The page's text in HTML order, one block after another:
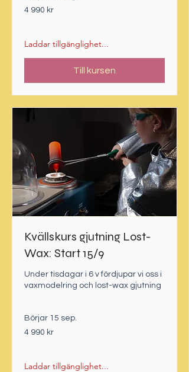
4 990
svenska
4 990 kr
Laddar tillgänglighet...
Till kursen
Kvällskurs gjutning Lost-
Wax: Start 15/9
Under tisdagar i 6 v fördjupar vi oss i
vaxmodelring och lost-wax gjutning
Börjar 15 sep.
4 990
svenska
4 990 kr
Laddar tillgänglighet...